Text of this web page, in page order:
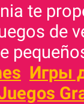
te
de
Игры